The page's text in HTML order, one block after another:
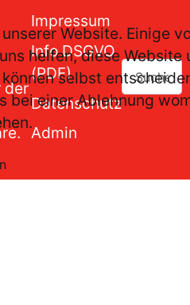
der
Impressum
Info DSGVO
(PDF)
Datenschutz
Admin
Suchen
Website. Einige
helfen, diese
selbst
bei einer Ablehnung